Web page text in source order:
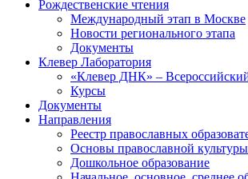
Рождественские чтения
Международный этап в Москве
Новости регионального этапа
Документы
Клевер Лаборатория
«Клевер ДНК» –
Курсы
Документы
Направления
Реестр православных
Основы православной
Дошкольное образование